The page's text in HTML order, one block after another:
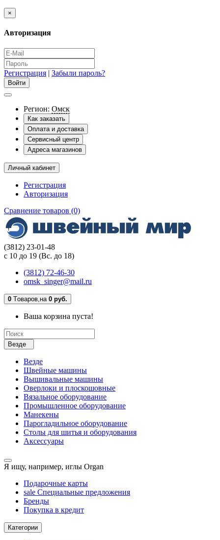
×
Авторизация
Регистрация | Забыли пароль?
Регион: Омск
Как заказать
Оплата и доставка
Сервисный центр
Адреса магазинов
Личный кабинет
Регистрация
Авторизация
Сравнение товаров (0)
(3812) 23-01-48
с 10 до 19 (Вс. до 18)
(3812) 72-46-30
omsk_singer@mail.ru
0 Tоваров,на 0 руб.
Ваша корзина пуста!
Везде
Везде
Швейные машины
Вышивальные машины
Оверлоки и плоскошовные
Вязальное оборудование
Промышленное оборудование
Манекены
Парогладильное оборудование
Столы для шитья и оборудования
Аксессуары
Я ищу, например, иглы Organ
Подарочные карты
sale Специальные предложения
Бренды
Покупка в кредит
Категории